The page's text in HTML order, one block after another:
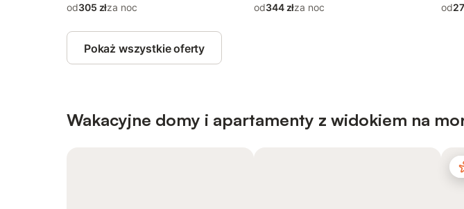
od305 złza noc
od344 złza noc
od
Pokaż wszystkie oferty
Wakacyjne domy i apartamenty z widokiem na